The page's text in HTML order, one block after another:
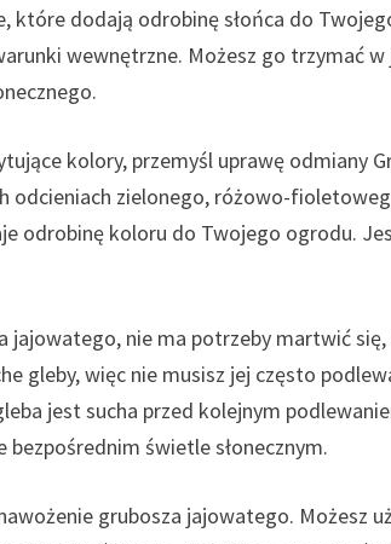
które dodają odrobinę słońca do
wewnętrzne. Możesz go trzymać w
kolory, przemyśl uprawę odmiany
odcieniach zielonego, różowo-
odrobinę koloru do Twojego ogrodu.
jajowatego, nie ma potrzeby martwić
gleby, więc nie musisz jej często
jest sucha przed kolejnym
bezpośrednim świetle słonecznym.
grubosza jajowatego. Możesz